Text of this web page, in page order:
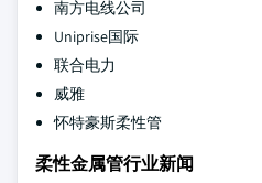
南方电线公司
Uniprise国际
联合电力
威雅
怀特豪斯柔性管
柔性金属管行业新闻